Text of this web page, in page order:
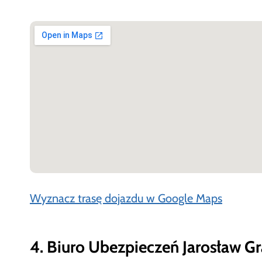
Wyznacz trasę dojazdu w Google Maps
4. Biuro Ubezpieczeń Jarosław